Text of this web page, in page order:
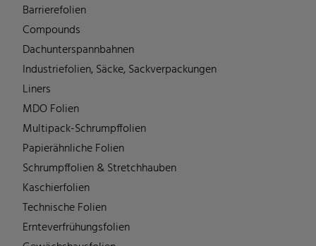
Barrierefolien
Compounds
Dachunterspannbahnen
Industriefolien, Säcke, Sackverpackungen
Liners
MDO Folien
Multipack-Schrumpffolien
Papierähnliche Folien
Schrumpffolien & Stretchhauben
Kaschierfolien
Technische Folien
Ernteverfrühungsfolien